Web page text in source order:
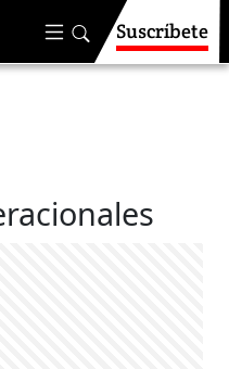
Suscríbete